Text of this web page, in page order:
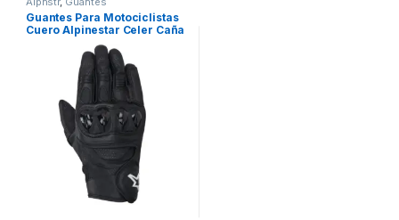
Guantes Para Motociclistas
Cuero Alpinestar Celer Caña